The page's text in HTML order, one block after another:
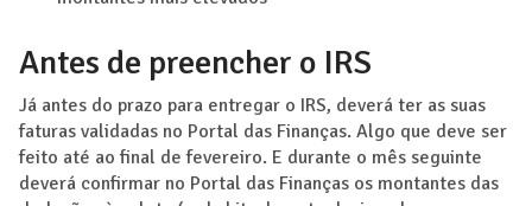
Antes de preencher o IRS
Já antes do prazo para entregar o IRS, deverá ter as suas
faturas validadas no Portal das Finanças. Algo que deve ser
feito até ao final de fevereiro. E durante o mês seguinte
deverá confirmar no Portal das Finanças os montantes das